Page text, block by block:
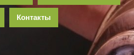
Контакты